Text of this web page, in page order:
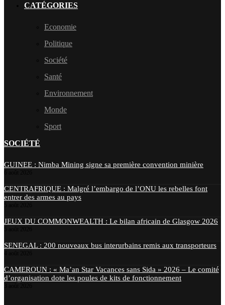
CATÉGORIES
Economie
Politique
Société
Santé
Environnement
Monde
Sport
SOCIÉTÉ
GUINEE : Nimba Mining signe sa première convention minière
CENTRAFRIQUE : Malgré l’embargo de l’ONU les rebelles font
entrer des armes au pays
JEUX DU COMMONWEALTH : Le bilan africain de Glasgow 2026
SENEGAL : 200 nouveaux bus interurbains remis aux transporteurs
CAMEROUN : « Ma’an Star Vacances sans Sida » 2026 – Le comité
d’organisation dote les poules de kits de fonctionnement